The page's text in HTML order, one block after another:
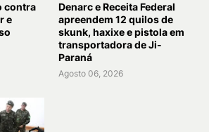
contra
e
Denarc e Receita Federal
apreendem 12 quilos de
skunk, haxixe e pistola em
transportadora de Ji-
Paraná
Agosto 06, 2026